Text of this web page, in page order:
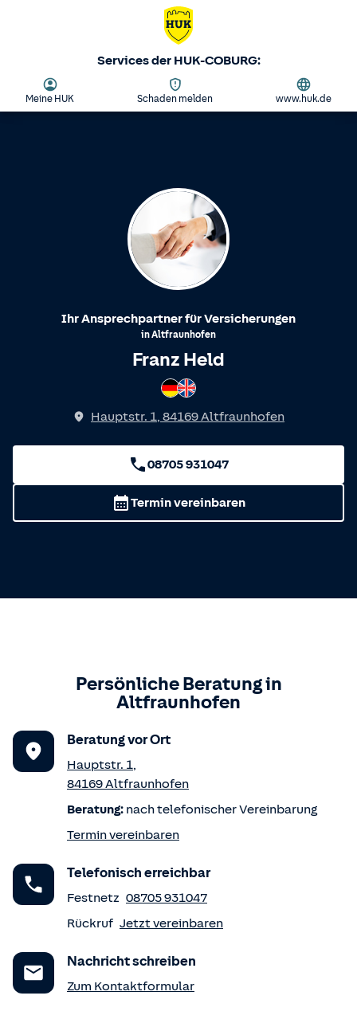
Services der HUK-COBURG:
Meine HUK Schaden melden www.huk.de
Ihr Ansprechpartner für Versicherungen
inAltfraunhofen
Franz Held
Spricht
Deutsch
Englisch
Hauptstr. 1, 84169Altfraunhofen
08705 931047
Termin vereinbaren
Persönliche Beratung in
Altfraunhofen
Beratung vor Ort
Hauptstr. 1,
84169Altfraunhofen
Beratung: nach telefonischer Vereinbarung
Termin vereinbaren
Telefonisch erreichbar
Festnetz 08705 931047
Rückruf Jetzt vereinbaren
Nachricht schreiben
Zum Kontaktformular